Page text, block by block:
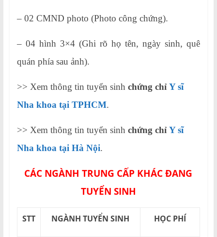
– 02 CMND photo (Photo công chứng).
– 04 hình 3×4 (Ghi rõ họ tên, ngày sinh, quê
quán phía sau ảnh).
>> Xem thông tin tuyển sinh chứng chỉ Y sĩ
Nha khoa tại TPHCM.
>> Xem thông tin tuyển sinh chứng chỉ Y sĩ
Nha khoa tại Hà Nội.
CÁC NGÀNH TRUNG CẤP KHÁC ĐANG
TUYỂN SINH
STT NGÀNH TUYỂN SINH HỌC PHÍ